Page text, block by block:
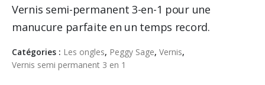
Vernis semi-permanent 3-en-1 pour une
manucure parfaite en un temps record.
Catégories : Les ongles, Peggy Sage, Vernis,
Vernis semi permanent 3 en 1